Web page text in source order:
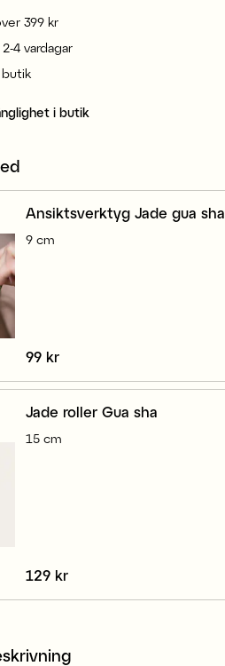
399 kr
4 vardagar
butik
i butik
Ansiktsverktyg Jade gua sha
9 cm
Pris:99 kr
99 kr
Jade roller Gua sha
15 cm
Pris :129 kr
129 kr